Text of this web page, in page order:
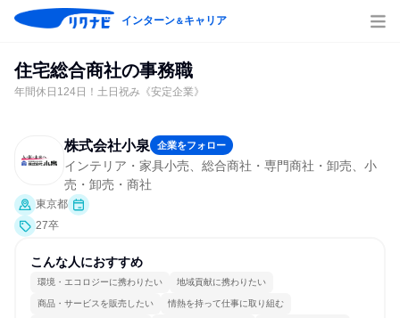
インターン＆キャリア
住宅総合商社の事務職
年間休日124日！土日祝み《安定企業》
株式会社小泉 企業をフォロー
インテリア・家具小売、総合商社・専門商社・卸売、小
売・卸売・商社
東京都
27卒
こんな人におすすめ
環境・エコロジーに携わりたい 地域貢献に携わりたい
商品・サービスを販売したい 情熱を持って仕事に取り組む